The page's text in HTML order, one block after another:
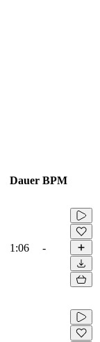
Dauer BPM
1:06 -